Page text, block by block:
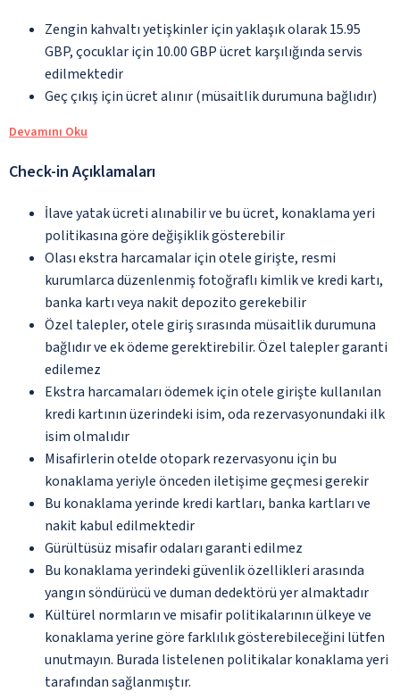
Zengin kahvaltı yetişkinler için yaklaşık olarak 15.95
GBP, çocuklar için 10.00 GBP ücret karşılığında servis
edilmektedir
Geç çıkış için ücret alınır (müsaitlik durumuna bağlıdır)
Devamını Oku
Check-in Açıklamaları
İlave yatak ücreti alınabilir ve bu ücret, konaklama yeri
politikasına göre değişiklik gösterebilir
Olası ekstra harcamalar için otele girişte, resmi
kurumlarca düzenlenmiş fotoğraflı kimlik ve kredi kartı,
banka kartı veya nakit depozito gerekebilir
Özel talepler, otele giriş sırasında müsaitlik durumuna
bağlıdır ve ek ödeme gerektirebilir. Özel talepler garanti
edilemez
Ekstra harcamaları ödemek için otele girişte kullanılan
kredi kartının üzerindeki isim, oda rezervasyonundaki ilk
isim olmalıdır
Misafirlerin otelde otopark rezervasyonu için bu
konaklama yeriyle önceden iletişime geçmesi gerekir
Bu konaklama yerinde kredi kartları, banka kartları ve
nakit kabul edilmektedir
Gürültüsüz misafir odaları garanti edilmez
Bu konaklama yerindeki güvenlik özellikleri arasında
yangın söndürücü ve duman dedektörü yer almaktadır
Kültürel normların ve misafir politikalarının ülkeye ve
konaklama yerine göre farklılık gösterebileceğini lütfen
unutmayın. Burada listelenen politikalar konaklama yeri
tarafından sağlanmıştır.